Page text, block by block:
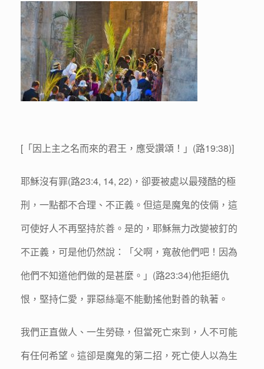
[「因上主之名而來的君王，應受讚頌！」(路19:38)]
耶穌沒有罪(路23:4, 14, 22)，卻要被處以最殘酷的極
刑，一點都不合理、不正義。但這是魔鬼的伎倆，這
可使好人不再堅持於善。是的，耶穌無力改變被釘的
不正義，可是他仍然說：「父啊，寬赦他們吧！因為
他們不知道他們做的是甚麼。」(路23:34)他拒絕仇
恨，堅持仁愛，罪惡絲毫不能動搖他對善的執著。
我們正直做人、一生勞碌，但當死亡來到，人不可能
有任何希望。這卻是魔鬼的第二招，死亡使人以為生